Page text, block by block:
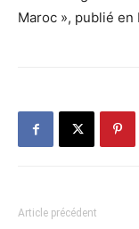
Maroc », publié
Article précédent